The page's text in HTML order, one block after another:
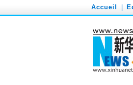
Accueil